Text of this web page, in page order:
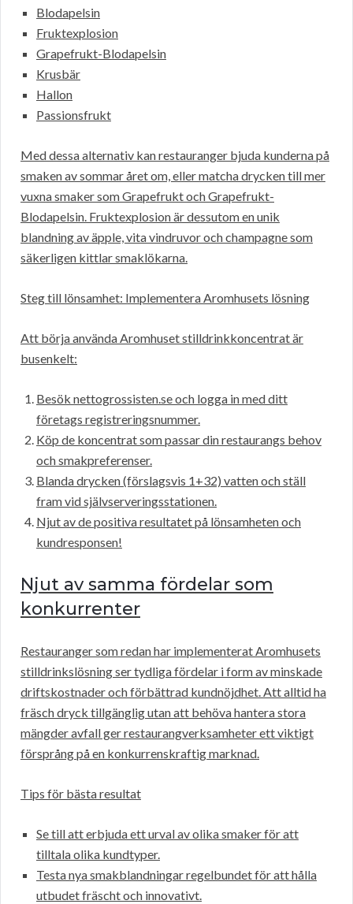
Blodapelsin
Fruktexplosion
Grapefrukt-Blodapelsin
Krusbär
Hallon
Passionsfrukt
Med dessa alternativ kan restauranger bjuda kunderna på
smaken av sommar året om, eller matcha drycken till mer
vuxna smaker som Grapefrukt och Grapefrukt-
Blodapelsin. Fruktexplosion är dessutom en unik
blandning av äpple, vita vindruvor och champagne som
säkerligen kittlar smaklökarna.
Steg till lönsamhet: Implementera Aromhusets lösning
Att börja använda Aromhuset stilldrinkkoncentrat är
busenkelt:
Besök nettogrossisten.se och logga in med ditt
företags registreringsnummer.
Köp de koncentrat som passar din restaurangs behov
och smakpreferenser.
Blanda drycken (förslagsvis 1+32) vatten och ställ
fram vid självserveringsstationen.
Njut av de positiva resultatet på lönsamheten och
kundresponsen!
Njut av samma fördelar som
konkurrenter
Restauranger som redan har implementerat Aromhusets
stilldrinkslösning ser tydliga fördelar i form av minskade
driftskostnader och förbättrad kundnöjdhet. Att alltid ha
fräsch dryck tillgänglig utan att behöva hantera stora
mängder avfall ger restaurangverksamheter ett viktigt
försprång på en konkurrenskraftig marknad.
Tips för bästa resultat
Se till att erbjuda ett urval av olika smaker för att
tilltala olika kundtyper.
Testa nya smakblandningar regelbundet för att hålla
utbudet fräscht och innovativt.